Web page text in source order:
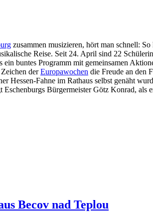
zusammen musizieren, hört man schnell:
Reise. Seit 24. April sind 22
buntes Programm mit gemeinsamen
derEuropawochen die Freude an den
Hessen-Fahne im Rathaus selbst genäht
Eschenburgs Bürgermeister Götz Konrad,
Becov nad Teplou